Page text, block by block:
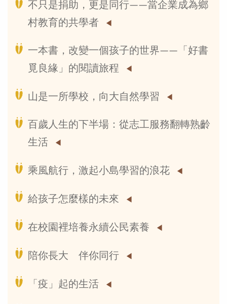
不只是捐助，更是同行——當企業成為鄉
村教育的共學者
一本書，改變一個孩子的世界——「好書
覓良緣」的閱讀旅程
山是一所學校，向大自然學習
百歲人生的下半場：從志工服務翻轉熟齡
生活
乘風航行，激起小島學習的浪花
給孩子怎麼樣的未來
在校園裡培養永續公民素養
陪你長大 伴你同行
「疫」起的生活